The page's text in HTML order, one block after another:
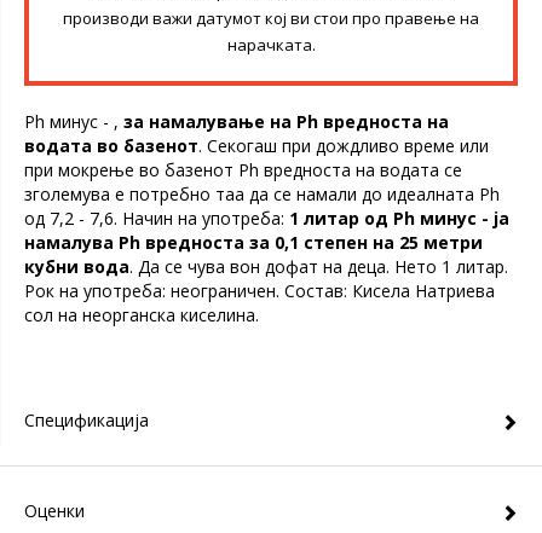
производи важи датумот кој ви стои про правење на
нарачката.
Ph минус - , за намалување на Ph вредноста на
водата во базенот. Секогаш при дождливо време или
при мокрење во базенот Ph вредноста на водата се
зголемува е потребно таа да се намали до идеалната Ph
од 7,2 - 7,6. Начин на употреба: 1 литар од Ph минус - ја
намалува Ph вредноста за 0,1 степен на 25 метри
кубни вода. Да се чува вон дофат на деца. Нето 1 литар.
Рок на употреба: неограничен. Состав: Кисела Натриева
сол на неорганска киселина.
Спецификација
Оценки